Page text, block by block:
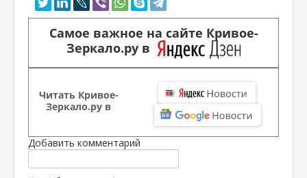
Самое важное на сайте Кривое-
Зеркало.ру в
Читать Кривое-
Зеркало.ру в
Добавить комментарий